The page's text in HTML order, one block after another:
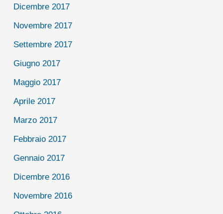
Dicembre 2017
Novembre 2017
Settembre 2017
Giugno 2017
Maggio 2017
Aprile 2017
Marzo 2017
Febbraio 2017
Gennaio 2017
Dicembre 2016
Novembre 2016